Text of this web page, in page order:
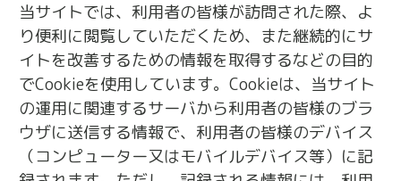
当サイトでは、利用者の皆様が訪問された際、よ
り便利に閲覧していただくため、また継続的にサ
イトを改善するための情報を取得するなどの目的
でCookieを使用しています。Cookieは、当サイト
の運用に関連するサーバから利用者の皆様のブラ
ウザに送信する情報で、利用者の皆様のデバイス
（コンピューター又はモバイルデバイス等）に記